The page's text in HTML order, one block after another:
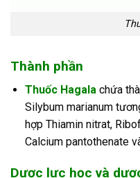
Thành phần
Thuốc Hagalachứa
Silybum marianum
hợp Thiamin nitrat,
Calcium pantothenate
Dược lực học và